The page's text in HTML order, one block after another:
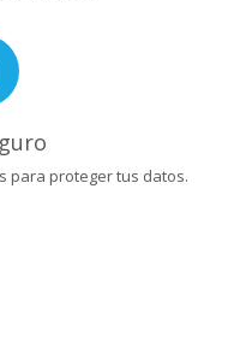
para proteger tus datos.